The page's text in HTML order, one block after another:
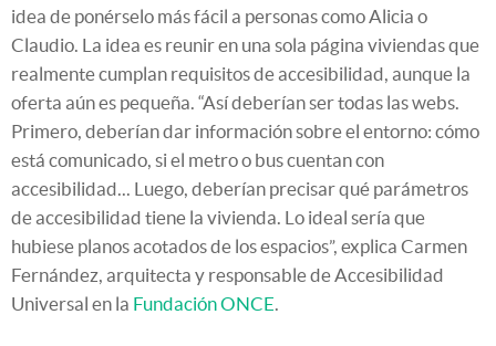
idea de ponérselo más fácil a personas como Alicia o
Claudio. La idea es reunir en una sola página viviendas que
realmente cumplan requisitos de accesibilidad, aunque la
oferta aún es pequeña. “Así deberían ser todas las webs.
Primero, deberían dar información sobre el entorno: cómo
está comunicado, si el metro o bus cuentan con
accesibilidad... Luego, deberían precisar qué parámetros
de accesibilidad tiene la vivienda. Lo ideal sería que
hubiese planos acotados de los espacios”, explica Carmen
Fernández, arquitecta y responsable de Accesibilidad
Universal en la Fundación ONCE.